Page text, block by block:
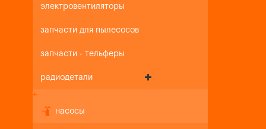
электровентиляторы
запчасти для пылесосов
запчасти - тельферы
радиодетали
+-
насосы